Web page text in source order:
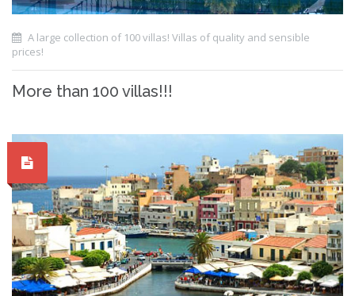
A large collection of 100 villas! Villas of quality and sensible
prices!
More than 100 villas!!!